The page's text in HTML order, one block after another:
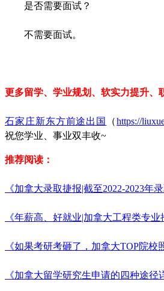
是否需要面试？
不需要面试。
更多留学、学业规划、软实力提升、
石家庄新东方前途出国 （https://
祝您学业、事业双丰收~
推荐阅读：
《加拿大录取捷报|截至2022-2023年录
《年薪高、好就业|加拿大工程类专业
《如果考研考砸了，加拿大TOP院校
《加拿大留学研究生申请的四种途径